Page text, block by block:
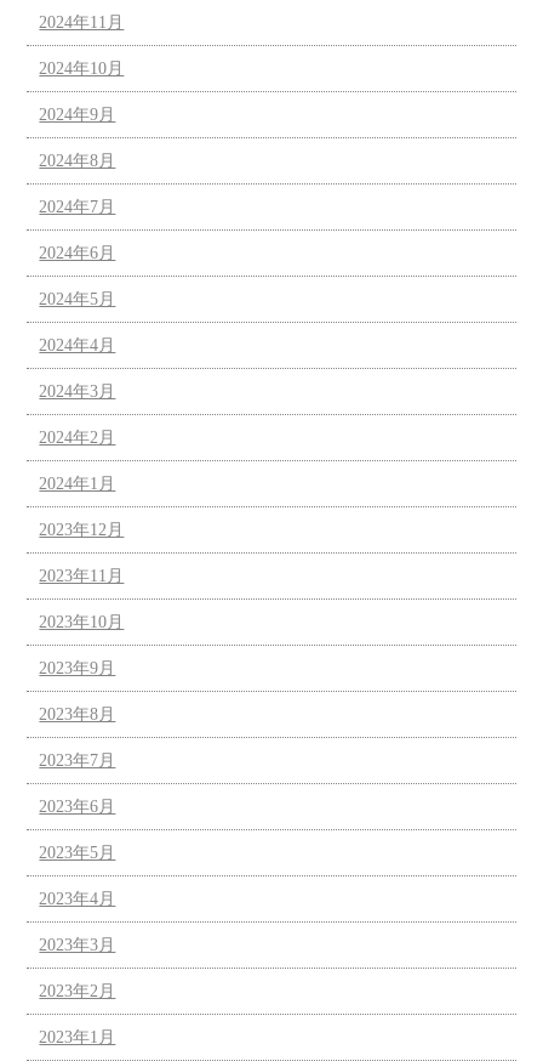
2024年11月
2024年10月
2024年9月
2024年8月
2024年7月
2024年6月
2024年5月
2024年4月
2024年3月
2024年2月
2024年1月
2023年12月
2023年11月
2023年10月
2023年9月
2023年8月
2023年7月
2023年6月
2023年5月
2023年4月
2023年3月
2023年2月
2023年1月